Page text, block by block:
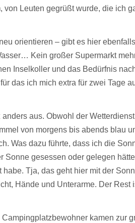
Leuten gegrüßt wurde, die ich
orientieren – gibt es hier
Kein großer Supermarkt
Inselkoller und das Bedürfnis
das ich mich extra für zwei Tage
aus. Obwohl der
von morgens bis abends blau
Was dazu führte, dass ich die
gesessen oder gelegen
Tja, das geht hier mit der
Hände und Unterarme. Der Rest
kamen zur